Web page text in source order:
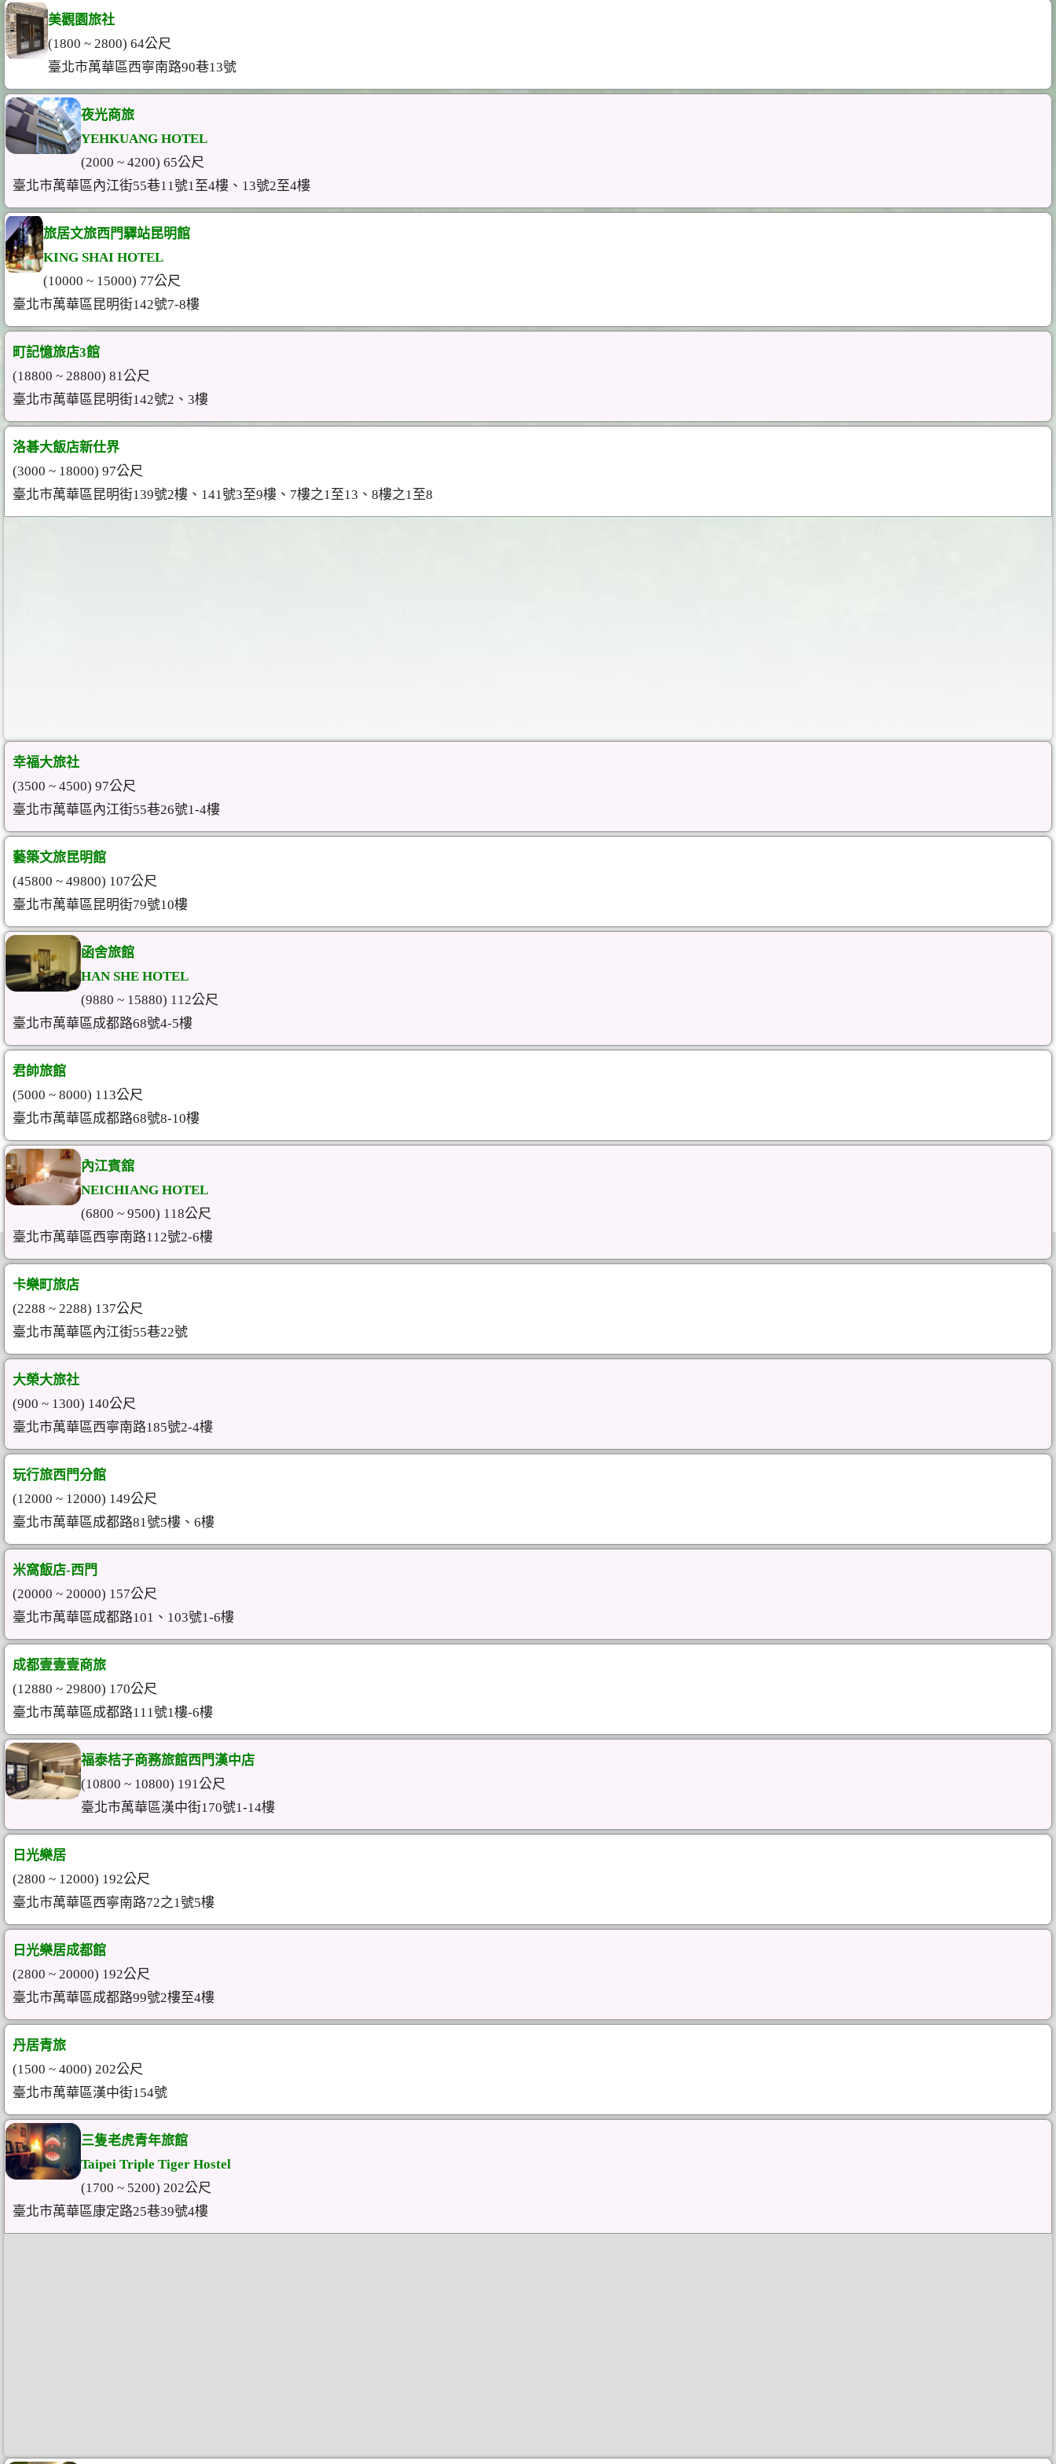
美觀園旅社
(1800 ~ 2800) 64公尺
臺北市萬華區西寧南路90巷13號
夜光商旅
YEHKUANG HOTEL
(2000 ~ 4200) 65公尺
臺北市萬華區內江街55巷11號1至4樓、13號2至4樓
旅居文旅西門驛站昆明館
KING SHAI HOTEL
(10000 ~ 15000) 77公尺
臺北市萬華區昆明街142號7-8樓
町記憶旅店3館
(18800 ~ 28800) 81公尺
臺北市萬華區昆明街142號2、3樓
洛碁大飯店新仕界
(3000 ~ 18000) 97公尺
臺北市萬華區昆明街139號2樓、141號3至9樓、7樓之1至13、8樓之1至8
幸福大旅社
(3500 ~ 4500) 97公尺
臺北市萬華區內江街55巷26號1-4樓
藝築文旅昆明館
(45800 ~ 49800) 107公尺
臺北市萬華區昆明街79號10樓
函舍旅館
HAN SHE HOTEL
(9880 ~ 15880) 112公尺
臺北市萬華區成都路68號4-5樓
君帥旅館
(5000 ~ 8000) 113公尺
臺北市萬華區成都路68號8-10樓
內江賓舘
NEICHIANG HOTEL
(6800 ~ 9500) 118公尺
臺北市萬華區西寧南路112號2-6樓
卡樂町旅店
(2288 ~ 2288) 137公尺
臺北市萬華區內江街55巷22號
大榮大旅社
(900 ~ 1300) 140公尺
臺北市萬華區西寧南路185號2-4樓
玩行旅西門分館
(12000 ~ 12000) 149公尺
臺北市萬華區成都路81號5樓、6樓
米窩飯店-西門
(20000 ~ 20000) 157公尺
臺北市萬華區成都路101、103號1-6樓
成都壹壹壹商旅
(12880 ~ 29800) 170公尺
臺北市萬華區成都路111號1樓-6樓
福泰桔子商務旅館西門漢中店
(10800 ~ 10800) 191公尺
臺北市萬華區漢中街170號1-14樓
日光樂居
(2800 ~ 12000) 192公尺
臺北市萬華區西寧南路72之1號5樓
日光樂居成都館
(2800 ~ 20000) 192公尺
臺北市萬華區成都路99號2樓至4樓
丹居青旅
(1500 ~ 4000) 202公尺
臺北市萬華區漢中街154號
三隻老虎青年旅館
Taipei Triple Tiger Hostel
(1700 ~ 5200) 202公尺
臺北市萬華區康定路25巷39號4樓